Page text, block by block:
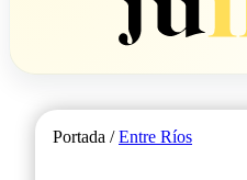
Portada /Entre Ríos